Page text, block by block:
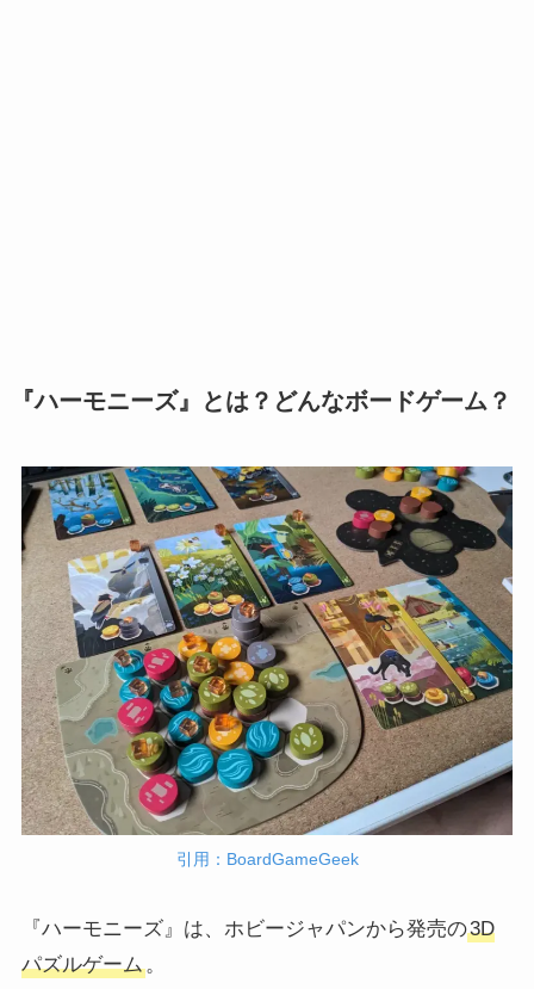
『ハーモニーズ』とは？どんなボードゲーム？
引用：BoardGameGeek
『ハーモニーズ』は、ホビージャパンから発売の3D
パズルゲーム。